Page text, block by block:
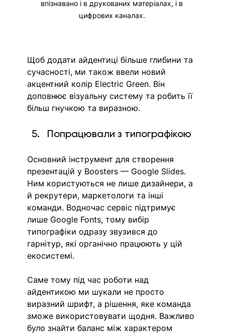
впізнавано і в друкованих матеріалах, і в
цифрових каналах.
Щоб додати айдентиці більше глибини та
сучасності, ми також ввели новий
акцентний колір Electric Green. Він
доповнює візуальну систему та робить її
більш гнучкою та виразною.
Попрацювали з типографікою
Основний інструмент для створення
презентацій у Boosters — Google Slides.
Ним користуються не лише дизайнери, а
й рекрутери, маркетологи та інші
команди. Водночас сервіс підтримує
лише Google Fonts, тому вибір
типографіки одразу звузився до
гарнітур, які органічно працюють у цій
екосистемі.
Саме тому під час роботи над
айдентикою ми шукали не просто
виразний шрифт, а рішення, яке команда
зможе використовувати щодня. Важливо
було знайти баланс між характером